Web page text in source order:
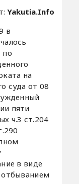
Yakutia.Info
в
по
на
суда от 08
пяти
ч.3 ст.204
в виде